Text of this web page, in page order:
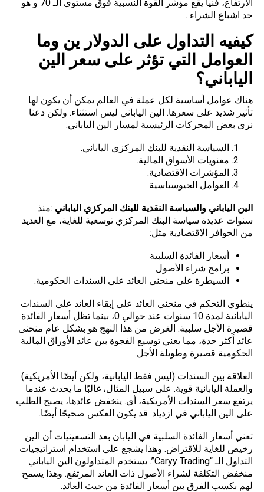
الأرتفاع، فنياً يقع مؤشر القوة النسبية فوق مستوى الـ 70 و هو
حد اشباع الشراء .
كيفيه التداول على الدولار ين وما
العوامل التي تؤثر على سعر الين
الياباني؟
هناك عوامل أساسية لكل عملة في العالم يمكن أن يكون لها
تأثير شديد على سعرها. الين الياباني ليس استثناء. ولكن دعنا
نرى بعض المحركات الرئيسية لمسار الين الياباني:
السياسة النقدية للبنك المركزي الياباني.
معنويات الأسواق المالية.
المؤشرات الاقتصادية.
العوامل الجيوسياسية
الين الياباني والسياسة النقدية للبنك المركزي الياباني :منذ
سنوات عديدة سياسة البنك المركزي توسعية للغاية، مع العديد
من الحوافز الاقتصادية مثل:
أسعار الفائدة السلبية
برامج شراء الأصول
السيطرة على منحنى العائد على السندات الحكومية.
ينطوي التحكم في منحنى العائد على إبقاء العائد على السندات
اليابانية لمدة 10 سنوات عند حوالي 0، بينما تظل أسعار الفائدة
قصيرة الأجل سلبية. الغرض من هذا النهج هو بشكل عام منحنى
عائد أكثر حدة، مما يعني توسيع الفجوة بين عائد الأوراق المالية
الحكومية قصيرة وطويلة الأجل.
العلاقة بين السندات (ليس فقط اليابانية، ولكن أيضًا الأمريكية)
والعملة اليابانية قوية. على سبيل المثال، غالبًا ما يحدث عندما
يرتفع سعر السندات الأمريكية، أي. ينخفض عائدها، يصبح الطلب
على الين الياباني في ازدياد. قد يكون العكس صحيحًا أيضًا.
تعني أسعار الفائدة السلبية في اليابان بعد التسعينيات أن الين
رخيص للغاية للاقتراض. وهذا يشجع على استخدام استراتيجيات
التداول الـ “Caryy Trading”. يستخدم المتداولون الين الياباني
منخفض التكلفة لشراء الأصول ذات العائد المرتفع. وهذا يسمح
لهم بكسب الفرق بين أسعار الفائدة من حيث العائد.